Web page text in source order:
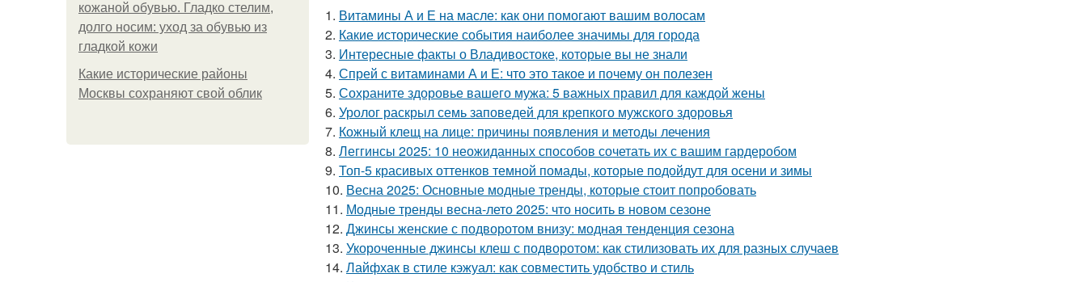
кожаной обувью. Гладко стелим,
долго носим: уход за обувью из
гладкой кожи
Какие исторические районы
Москвы сохраняют свой облик
1. Витамины А и Е на масле: как они помогают вашим волосам
2. Какие исторические события наиболее значимы для города
3. Интересные факты о Владивостоке, которые вы не знали
4. Спрей с витаминами А и Е: что это такое и почему он полезен
5. Сохраните здоровье вашего мужа: 5 важных правил для каждой жены
6. Уролог раскрыл семь заповедей для крепкого мужского здоровья
7. Кожный клещ на лице: причины появления и методы лечения
8. Леггинсы 2025: 10 неожиданных способов сочетать их с вашим гардеробом
9. Топ-5 красивых оттенков темной помады, которые подойдут для осени и зимы
10. Весна 2025: Основные модные тренды, которые стоит попробовать
11. Модные тренды весна-лето 2025: что носить в новом сезоне
12. Джинсы женские с подворотом внизу: модная тенденция сезона
13. Укороченные джинсы клеш с подворотом: как стилизовать их для разных случаев
14. Лайфхак в стиле кэжуал: как совместить удобство и стиль